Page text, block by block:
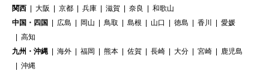
関西
大阪 京都 兵庫 滋賀 奈良
和歌山
中国・四国
広島 岡山 鳥取 島根 山口 徳島 香川
愛媛
高知
九州・沖縄
海外 福岡 熊本 佐賀 長崎 大分 宮崎
鹿児島
沖縄